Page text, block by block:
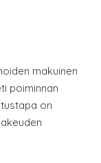
makuinen
poiminnan
on